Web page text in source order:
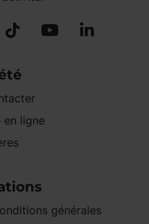
en ligne
générales